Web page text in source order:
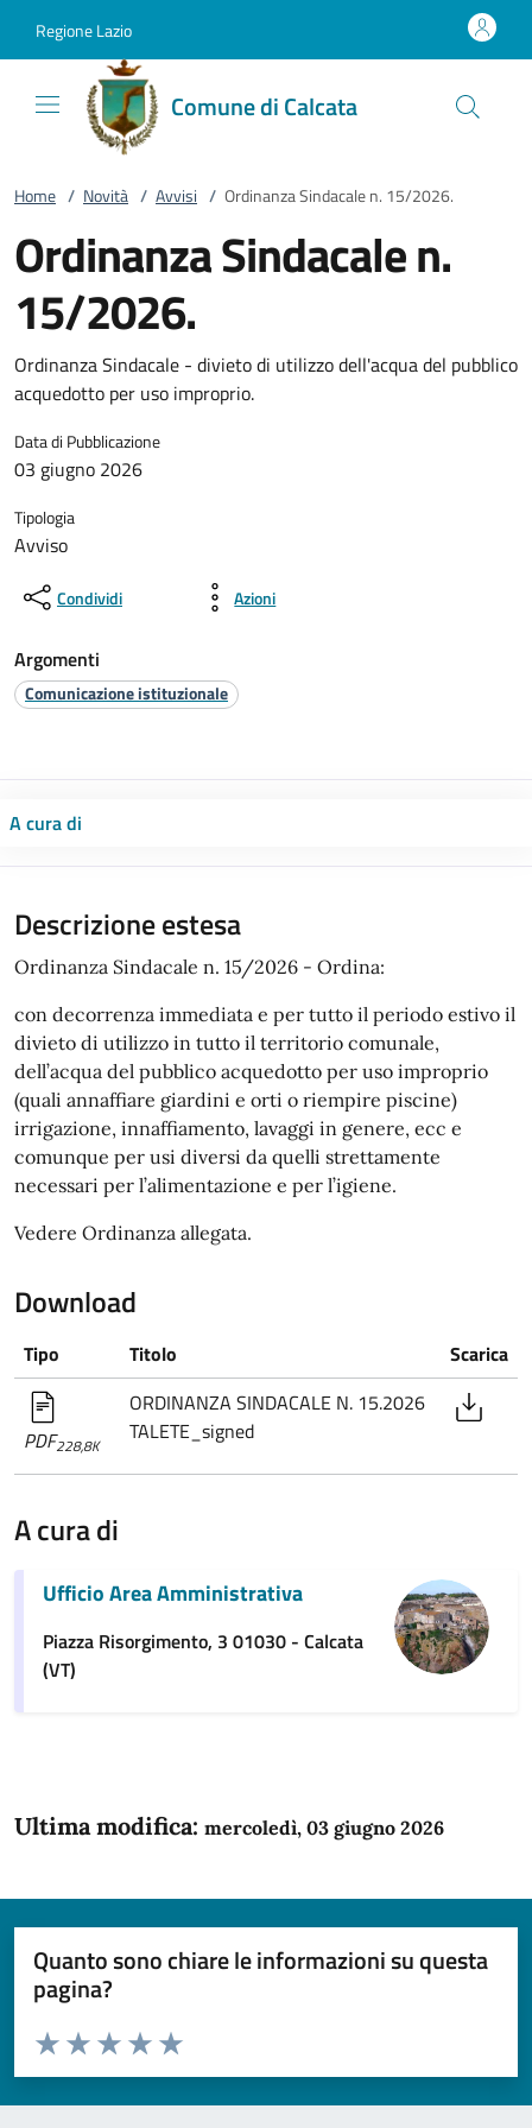
Regione Lazio
Comune di Calcata
Home / Novità / Avvisi / Ordinanza Sindacale n. 15/2026.
Ordinanza Sindacale n.
15/2026.
Ordinanza Sindacale - divieto di utilizzo dell'acqua del pubblico
acquedotto per uso improprio.
Data di Pubblicazione
03 giugno 2026
Tipologia
Avviso
Condividi Azioni
Argomenti
Comunicazione istituzionale
A cura di
Descrizione estesa
Ordinanza Sindacale n. 15/2026 - Ordina:
con decorrenza immediata e per tutto il periodo estivo il
divieto di utilizzo in tutto il territorio comunale,
dell’acqua del pubblico acquedotto per uso improprio
(quali annaffiare giardini e orti o riempire piscine)
irrigazione, innaffiamento, lavaggi in genere, ecc e
comunque per usi diversi da quelli strettamente
necessari per l’alimentazione e per l’igiene.
Vedere Ordinanza allegata.
Download
Tipo Titolo Scarica
PDF228,8K
ORDINANZA SINDACALE N. 15.2026
TALETE_signed
A cura di
Ufficio Area Amministrativa
Piazza Risorgimento, 3 01030 - Calcata
(VT)
Ultima modifica: mercoledì, 03 giugno 2026
Quanto sono chiare le informazioni su questa
pagina?
Domanda
Valuta da 1 a 5 stelle la pagina
Valuta 5 stelle su 5
Valuta 4 stelle su 5
Valuta 3 stelle su 5
Valuta 2 stelle su 5
Valuta 1 stelle su 5